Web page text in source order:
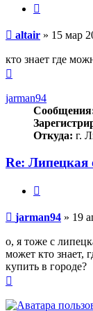
Сообщение
altair » 15 мар
кто знает где
началу
jarman94
Откуда: г.
Re: Липецкая
Сообщение
jarman94 » 19
о, я тоже с
может кто знает,
купить в городе?
началу